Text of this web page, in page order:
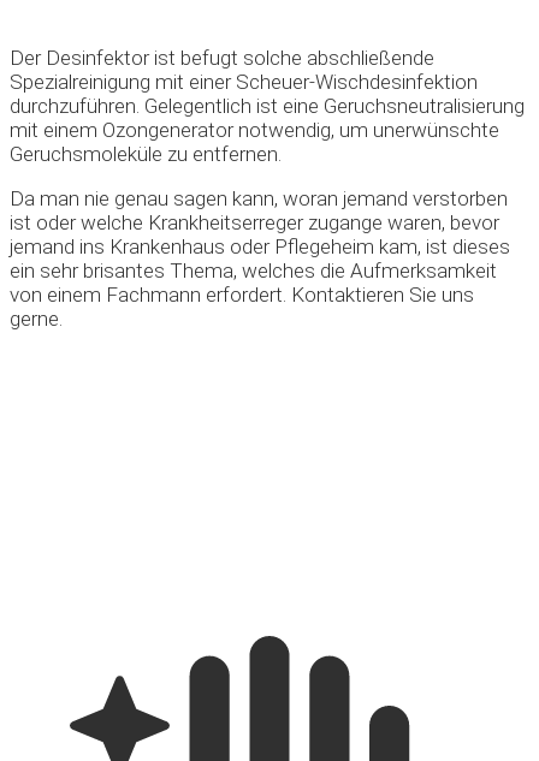
Der Desinfektor ist befugt solche abschließende
Spezialreinigung mit einer Scheuer-Wischdesinfektion
durchzuführen. Gelegentlich ist eine Geruchsneutralisierung
mit einem Ozongenerator notwendig, um unerwünschte
Geruchsmoleküle zu entfernen.
Da man nie genau sagen kann, woran jemand verstorben
ist oder welche Krankheitserreger zugange waren, bevor
jemand ins Krankenhaus oder Pflegeheim kam, ist dieses
ein sehr brisantes Thema, welches die Aufmerksamkeit
von einem Fachmann erfordert. Kontaktieren Sie uns
gerne.